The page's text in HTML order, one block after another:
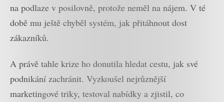
na podlaze v posilovně, protože neměl na nájem. V té
době mu ještě chyběl systém, jak přitáhnout dost
zákazníků.
A právě tahle krize ho donutila hledat cestu, jak své
podnikání zachránit. Vyzkoušel nejrůznější
marketingové triky, testoval nabídky a zjistil, co